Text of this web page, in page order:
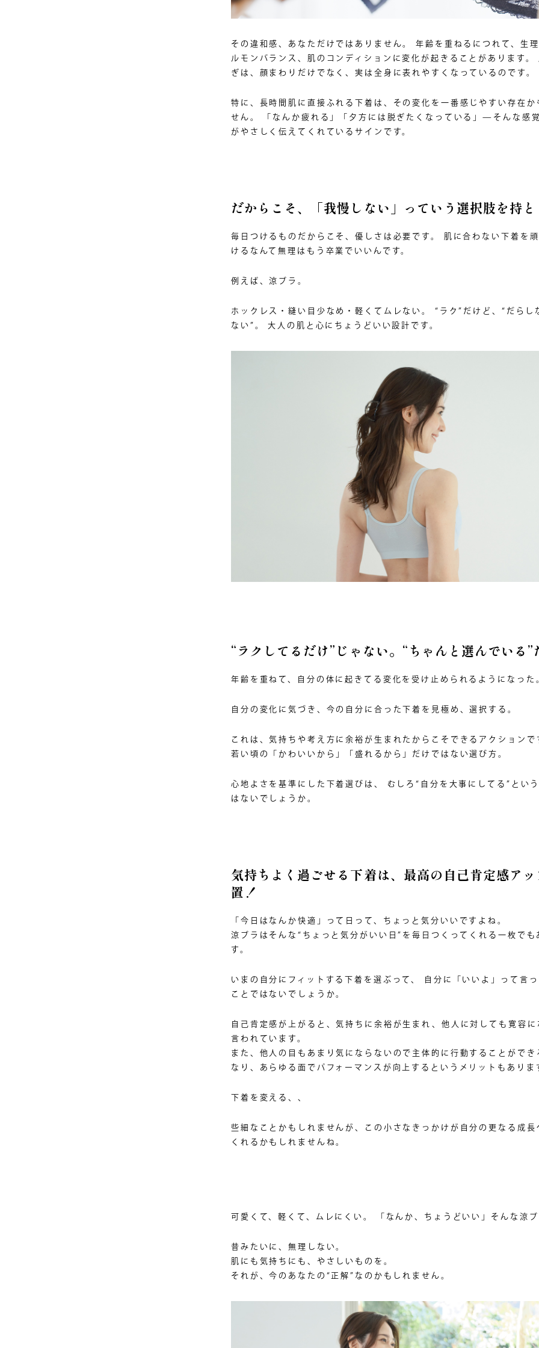
その違和感、あなただけではありません。 年齢を重ねるにつれて、生
ルモンバランス、肌のコンディションに変化が起きることがあります。
ぎは、顔まわりだけでなく、実は全身に表れやすくなっているのです。
特に、長時間肌に直接ふれる下着は、その変化を一番感じやすい存在か
せん。 「なんか疲れる」「夕方には脱ぎたくなっている」—そんな感
がやさしく伝えてくれているサインです。
だからこそ、「我慢しない」っていう選択肢を持
毎日つけるものだからこそ、優しさは必要です。 肌に合わない下着を
けるなんて無理はもう卒業でいいんです。
例えば、涼ブラ。
ホックレス・縫い目少なめ・軽くてムレない。 “ラク”だけど、“だらし
ない”。 大人の肌と心にちょうどいい設計です。
“ラクしてるだけ”じゃない。“ちゃんと選んでいる”
年齢を重ねて、自分の体に起きてる変化を受け止められるようになった
自分の変化に気づき、今の自分に合った下着を見極め、選択する。
これは、気持ちや考え方に余裕が生まれたからこそできるアクションで
若い頃の「かわいいから」「盛れるから」だけではない選び方。
心地よさを基準にした下着選びは、 むしろ“自分を大事にしてる”とい
はないでしょうか。
気持ちよく過ごせる下着は、最高の自己肯定感ア
置！
「今日はなんか快適」って日って、ちょっと気分いいですよね。
涼ブラはそんな“ちょっと気分がいい日”を毎日つくってくれる一枚でも
す。
いまの自分にフィットする下着を選ぶって、 自分に「いいよ」って言
ことではないでしょうか。
自己肯定感が上がると、気持ちに余裕が生まれ、他人に対しても寛容に
言われています。
また、他人の目もあまり気にならないので主体的に行動することができ
なり、あらゆる面でパフォーマンスが向上するというメリットもありま
下着を変える、、
些細なことかもしれませんが、この小さなきっかけが自分の更なる成長
くれるかもしれませんね。
可愛くて、軽くて、ムレにくい。 「なんか、ちょうどいい」そんな涼
昔みたいに、無理しない。
肌にも気持ちにも、やさしいものを。
それが、今のあなたの“正解”なのかもしれません。